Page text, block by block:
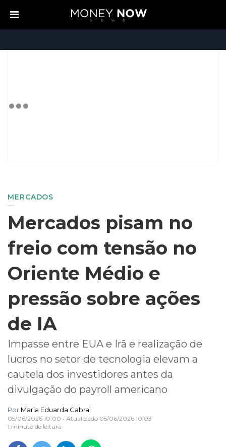
MERCADOS
Mercados pisam no
freio com tensão no
Oriente Médio e
pressão sobre ações
de IA
Impasse entre EUA e Irã e realização de
lucros no setor de tecnologia elevam a
cautela dos investidores antes da
divulgação do payroll americano
Por Maria Eduarda Cabral
05/06/2026 10:00 • Atualizado 05/06/2026 10:03
1 minuto de leitura